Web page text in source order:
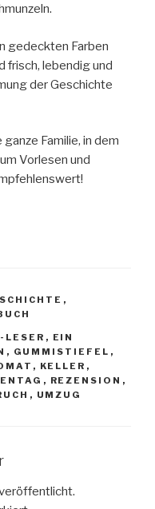
gedeckten Farben
frisch, lebendig und
der Geschichte
Familie, in dem
Vorlesen und
,
LESER , EIN
, GUMMISTIEFEL ,
, KELLER ,
, REZENSION ,
, UMZUG